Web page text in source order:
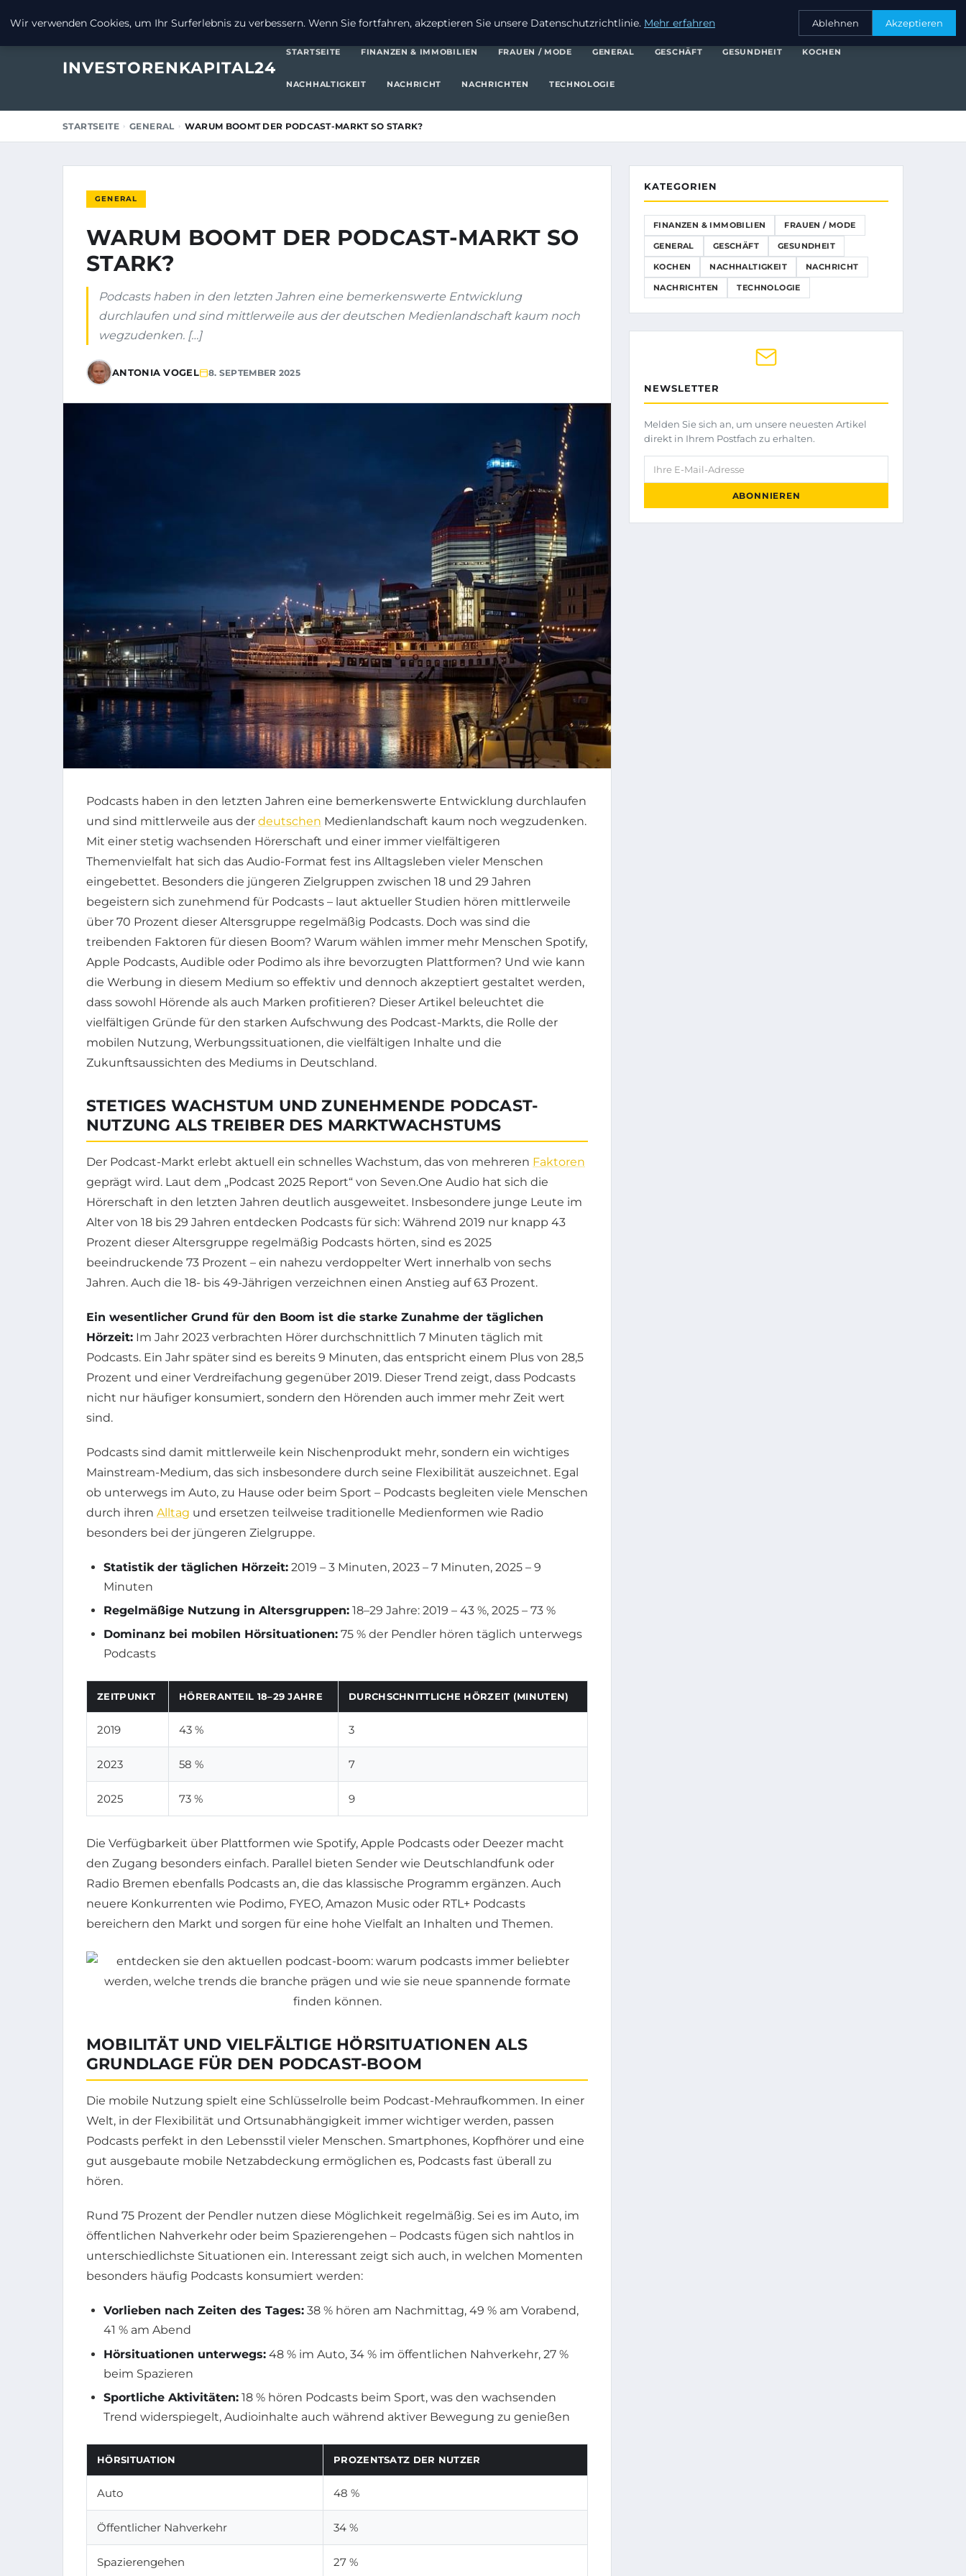
FRAUEN / MODEGENERALGESCHÄFT
INVESTORENKAPITAL24
STARTSEITE FINANZEN & IMMOBILIEN FRAUEN / MODE GENERAL GESCHÄFT GESUNDHEIT KOCHEN
NACHHALTIGKEIT NACHRICHT NACHRICHTEN TECHNOLOGIE
STARTSEITE GENERAL WARUM BOOMT DER PODCAST-MARKT SO STARK?
GENERAL
WARUM BOOMT DER PODCAST-MARKT SO
STARK?
Podcasts haben in den letzten Jahren eine bemerkenswerte Entwicklung
durchlaufen und sind mittlerweile aus der deutschen Medienlandschaft kaum noch
wegzudenken. […]
ANTONIA VOGEL 8. SEPTEMBER 2025
Podcasts haben in den letzten Jahren eine bemerkenswerte Entwicklung durchlaufen
und sind mittlerweile aus der deutschen Medienlandschaft kaum noch wegzudenken.
Mit einer stetig wachsenden Hörerschaft und einer immer vielfältigeren
Themenvielfalt hat sich das Audio-Format fest ins Alltagsleben vieler Menschen
eingebettet. Besonders die jüngeren Zielgruppen zwischen 18 und 29 Jahren
begeistern sich zunehmend für Podcasts – laut aktueller Studien hören mittlerweile
über 70 Prozent dieser Altersgruppe regelmäßig Podcasts. Doch was sind die
treibenden Faktoren für diesen Boom? Warum wählen immer mehr Menschen Spotify,
Apple Podcasts, Audible oder Podimo als ihre bevorzugten Plattformen? Und wie kann
die Werbung in diesem Medium so effektiv und dennoch akzeptiert gestaltet werden,
dass sowohl Hörende als auch Marken profitieren? Dieser Artikel beleuchtet die
vielfältigen Gründe für den starken Aufschwung des Podcast-Markts, die Rolle der
mobilen Nutzung, Werbungssituationen, die vielfältigen Inhalte und die
Zukunftsaussichten des Mediums in Deutschland.
STETIGES WACHSTUM UND ZUNEHMENDE PODCAST-
NUTZUNG ALS TREIBER DES MARKTWACHSTUMS
Der Podcast-Markt erlebt aktuell ein schnelles Wachstum, das von mehreren Faktoren
geprägt wird. Laut dem „Podcast 2025 Report“ von Seven.One Audio hat sich die
Hörerschaft in den letzten Jahren deutlich ausgeweitet. Insbesondere junge Leute im
Alter von 18 bis 29 Jahren entdecken Podcasts für sich: Während 2019 nur knapp 43
Prozent dieser Altersgruppe regelmäßig Podcasts hörten, sind es 2025
beeindruckende 73 Prozent – ein nahezu verdoppelter Wert innerhalb von sechs
Jahren. Auch die 18- bis 49-Jährigen verzeichnen einen Anstieg auf 63 Prozent.
Ein wesentlicher Grund für den Boom ist die starke Zunahme der täglichen
Hörzeit: Im Jahr 2023 verbrachten Hörer durchschnittlich 7 Minuten täglich mit
Podcasts. Ein Jahr später sind es bereits 9 Minuten, das entspricht einem Plus von 28,5
Prozent und einer Verdreifachung gegenüber 2019. Dieser Trend zeigt, dass Podcasts
nicht nur häufiger konsumiert, sondern den Hörenden auch immer mehr Zeit wert
sind.
Podcasts sind damit mittlerweile kein Nischenprodukt mehr, sondern ein wichtiges
Mainstream-Medium, das sich insbesondere durch seine Flexibilität auszeichnet. Egal
ob unterwegs im Auto, zu Hause oder beim Sport – Podcasts begleiten viele Menschen
durch ihren Alltag und ersetzen teilweise traditionelle Medienformen wie Radio
besonders bei der jüngeren Zielgruppe.
Statistik der täglichen Hörzeit: 2019 – 3 Minuten, 2023 – 7 Minuten, 2025 – 9
Minuten
Regelmäßige Nutzung in Altersgruppen: 18–29 Jahre: 2019 – 43 %, 2025 – 73 %
Dominanz bei mobilen Hörsituationen: 75 % der Pendler hören täglich unterwegs
Podcasts
ZEITPUNKT HÖRERANTEIL 18–29 JAHRE DURCHSCHNITTLICHE HÖRZEIT (MINUTEN)
2019 43 % 3
2023 58 % 7
2025 73 % 9
Die Verfügbarkeit über Plattformen wie Spotify, Apple Podcasts oder Deezer macht
den Zugang besonders einfach. Parallel bieten Sender wie Deutschlandfunk oder
Radio Bremen ebenfalls Podcasts an, die das klassische Programm ergänzen. Auch
neuere Konkurrenten wie Podimo, FYEO, Amazon Music oder RTL+ Podcasts
bereichern den Markt und sorgen für eine hohe Vielfalt an Inhalten und Themen.
MOBILITÄT UND VIELFÄLTIGE HÖRSITUATIONEN ALS
GRUNDLAGE FÜR DEN PODCAST-BOOM
Die mobile Nutzung spielt eine Schlüsselrolle beim Podcast-Mehraufkommen. In einer
Welt, in der Flexibilität und Ortsunabhängigkeit immer wichtiger werden, passen
Podcasts perfekt in den Lebensstil vieler Menschen. Smartphones, Kopfhörer und eine
gut ausgebaute mobile Netzabdeckung ermöglichen es, Podcasts fast überall zu
hören.
Rund 75 Prozent der Pendler nutzen diese Möglichkeit regelmäßig. Sei es im Auto, im
öffentlichen Nahverkehr oder beim Spazierengehen – Podcasts fügen sich nahtlos in
unterschiedlichste Situationen ein. Interessant zeigt sich auch, in welchen Momenten
besonders häufig Podcasts konsumiert werden:
Vorlieben nach Zeiten des Tages: 38 % hören am Nachmittag, 49 % am Vorabend,
41 % am Abend
Hörsituationen unterwegs: 48 % im Auto, 34 % im öffentlichen Nahverkehr, 27 %
beim Spazieren
Sportliche Aktivitäten: 18 % hören Podcasts beim Sport, was den wachsenden
Trend widerspiegelt, Audioinhalte auch während aktiver Bewegung zu genießen
HÖRSITUATION PROZENTSATZ DER NUTZER
Auto 48 %
Öffentlicher Nahverkehr 34 %
Spazierengehen 27 %
KATEGORIEN
FINANZEN & IMMOBILIEN FRAUEN / MODE
GENERAL GESCHÄFT GESUNDHEIT
KOCHEN NACHHALTIGKEIT NACHRICHT
NACHRICHTEN TECHNOLOGIE
NEWSLETTER
Melden Sie sich an, um unsere neuesten Artikel
direkt in Ihrem Postfach zu erhalten.
Ihre E-Mail-Adresse
ABONNIEREN
Wir verwenden Cookies, um Ihr Surferlebnis zu verbessern. Wenn Sie fortfahren, akzeptieren Sie unsere Datenschutzrichtlinie. Mehr erfahren Ablehnen Akzeptieren